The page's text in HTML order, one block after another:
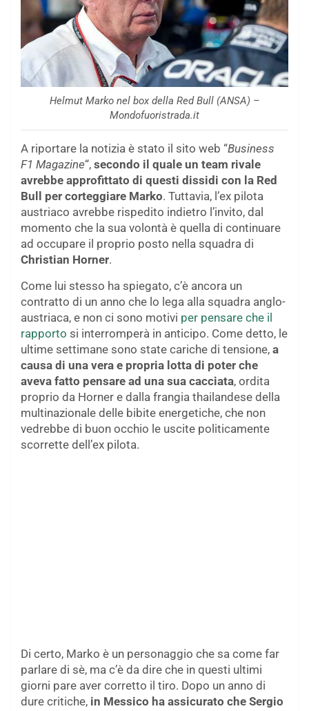
Helmut Marko nel box della Red Bull (ANSA) –
Mondofuoristrada.it
A riportare la notizia è stato il sito web “Business
F1 Magazine“, secondo il quale un team rivale
avrebbe approfittato di questi dissidi con la Red
Bull per corteggiare Marko. Tuttavia, l’ex pilota
austriaco avrebbe rispedito indietro l’invito, dal
momento che la sua volontà è quella di continuare
ad occupare il proprio posto nella squadra di
Christian Horner.
Come lui stesso ha spiegato, c’è ancora un
contratto di un anno che lo lega alla squadra anglo-
austriaca, e non ci sono motivi per pensare che il
rapporto si interromperà in anticipo. Come detto, le
ultime settimane sono state cariche di tensione, a
causa di una vera e propria lotta di poter che
aveva fatto pensare ad una sua cacciata, ordita
proprio da Horner e dalla frangia thailandese della
multinazionale delle bibite energetiche, che non
vedrebbe di buon occhio le uscite politicamente
scorrette dell’ex pilota.
Di certo, Marko è un personaggio che sa come far
parlare di sè, ma c’è da dire che in questi ultimi
giorni pare aver corretto il tiro. Dopo un anno di
dure critiche, in Messico ha assicurato che Sergio